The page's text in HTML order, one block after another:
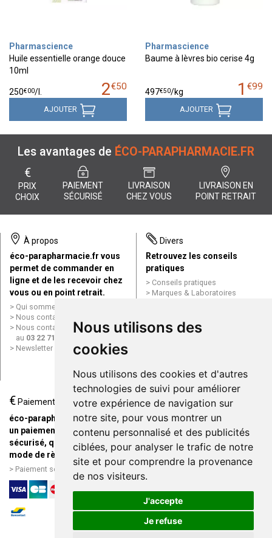
Nous utilisons des
cookies
Nous utilisons des cookies et d'autres
technologies de suivi pour améliorer
votre expérience de navigation sur
notre site, pour vous montrer un
contenu personnalisé et des publicités
ciblées, pour analyser le trafic de notre
site et pour comprendre la provenance
de nos visiteurs.
J'accepte
Je refuse
Pharmascience
Huile essentielle orange douce
10ml
2€50
250€00/
AJOUTER
Pharmascience
Baume à lèvres bio cerise 4g
1 €99
497€50/kg
AJOUTER
Les avantages de ÉCO-PARAPHARMACIE.FR
€
PRIX
CHOIX
PAIEMENT
SÉCURISÉ
LIVRAISON
CHEZ VOUS
LIVRAISON EN
POINT RETRAIT
À propos
éco-parapharmacie.fr vous
permet de commander en
ligne et de les recevoir chez
vous ou en point retrait.
Qui sommes nous ?
Nous contacter par e-mail
Nous contacter par téléphone
au 03 22 71 64 10
Newsletter
Divers
Retrouvez les conseils
pratiques
Conseils pratiques
Marques & Laboratoires
Mentions légales
Données personnelles
ligne
€ Paiement
éco-parapharmacie.fr offre
un paiement entièrement
sécurisé, quel que soit le
mode de règlement
Paiement sécurisé et simple
Livraison / Point retrait
Commandez en ligne et
recevez votre commande
rapidement chez vous ou en
point retrait
Livraison chez vous ou en